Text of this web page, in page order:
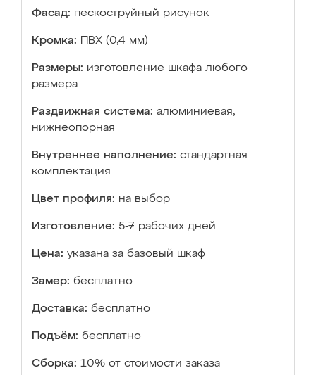
Фасад: пескоструйный рисунок
Кромка: ПВХ (0,4 мм)
Размеры: изготовление шкафа любого
размера
Раздвижная система: алюминиевая,
нижнеопорная
Внутреннее наполнение: стандартная
комплектация
Цвет профиля: на выбор
Изготовление: 5-7 рабочих дней
Цена: указана за базовый шкаф
Замер: бесплатно
Доставка: бесплатно
Подъём: бесплатно
Сборка: 10% от стоимости заказа